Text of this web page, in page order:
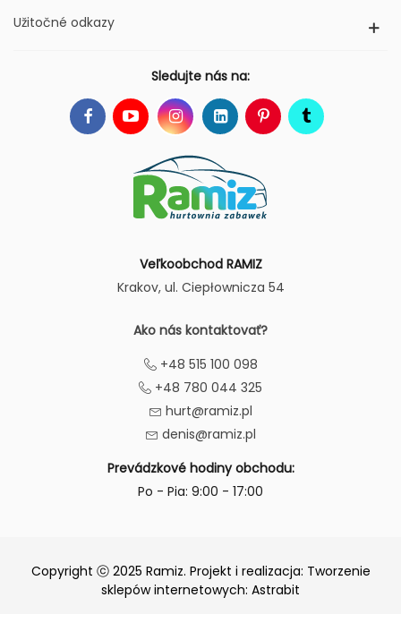
Užitočné odkazy
Sledujte nás na:
Veľkoobchod RAMIZ
Krakov, ul. Ciepłownicza 54
Ako nás kontaktovať?
+48 515 100 098
+48 780 044 325
hurt@ramiz.pl
denis@ramiz.pl
Prevádzkové hodiny obchodu:
Po - Pia: 9:00 - 17:00
Copyright ⓒ 2025 Ramiz. Projekt i realizacja: Tworzenie
sklepów internetowych: Astrabit